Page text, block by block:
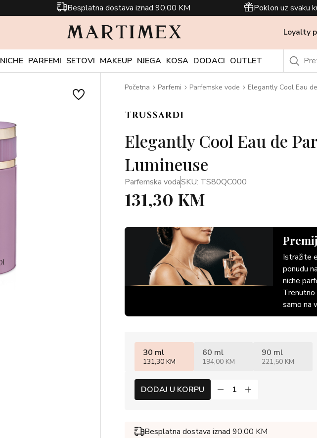
Besplatna dostava iznad 90,00 KM Poklon uz svaku
Loyalty
NICHE PARFEMI SETOVI MAKEUP NJEGA KOSA DODACI OUTLET
Početna Parfemi Parfemske vode Elegantly Cool Eau
Elegantly Cool Eau de
Lumineuse
Parfemska vodaSKU: TS80QC000
131,30 KM
Istražite
ponudu
niche
samo na
30 ml
131,30 KM
60 ml
194,00 KM
90 ml
221,50 KM
DODAJ U KORPU
Besplatna dostava iznad 90,00 KM